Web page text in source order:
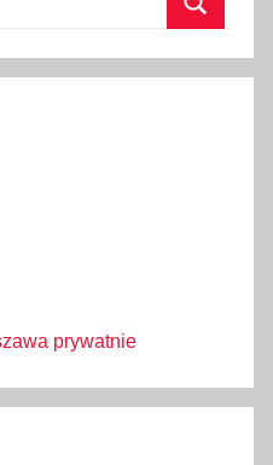
prywatnie